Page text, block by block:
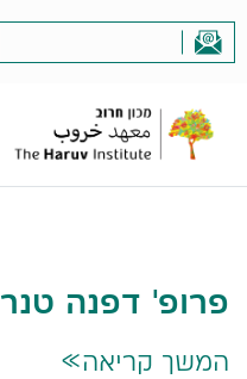
פרופ' דפנה טנר
המשך קריאה >>